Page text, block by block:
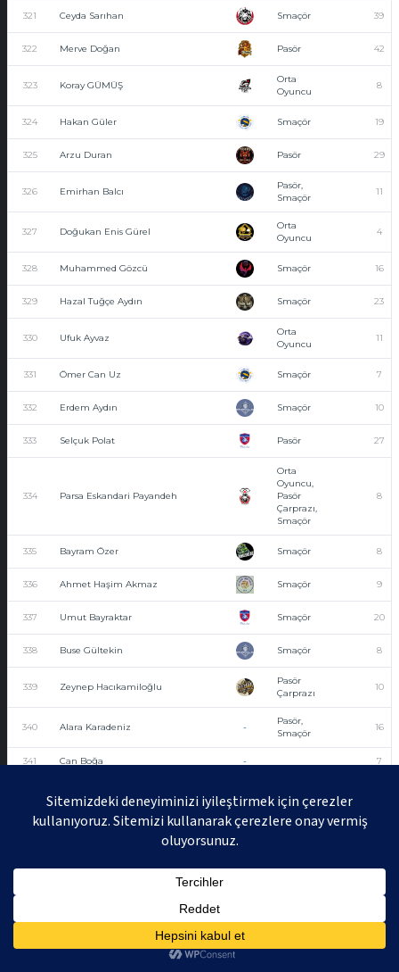
321 Ceyda Sarıhan Smaçör 39
322 Merve Doğan Pasör 42
323 Koray GÜMÜŞ
Orta
Oyuncu
8
324 Hakan Güler Smaçör 19
325 Arzu Duran Pasör 29
326 Emirhan Balcı
Pasör,
Smaçör
11
327 Doğukan Enis Gürel
Orta
Oyuncu
4
328 Muhammed Gözcü Smaçör 16
329 Hazal Tuğçe Aydın Smaçör 23
330 Ufuk Ayvaz
Orta
Oyuncu
11
331 Ömer Can Uz Smaçör 7
332 Erdem Aydın Smaçör 10
333 Selçuk Polat Pasör 27
334 Parsa Eskandari Payandeh
Orta
Oyuncu,
Pasör
Çarprazı,
Smaçör
8
335 Bayram Özer Smaçör 8
336 Ahmet Haşim Akmaz Smaçör 9
337 Umut Bayraktar Smaçör 20
338 Buse Gültekin Smaçör 8
339 Zeynep Hacıkamiloğlu
Pasör
Çarprazı
10
340 Alara Karadeniz -
Pasör,
Smaçör
16
341 Can Boğa - 7
Orta
Smaçör